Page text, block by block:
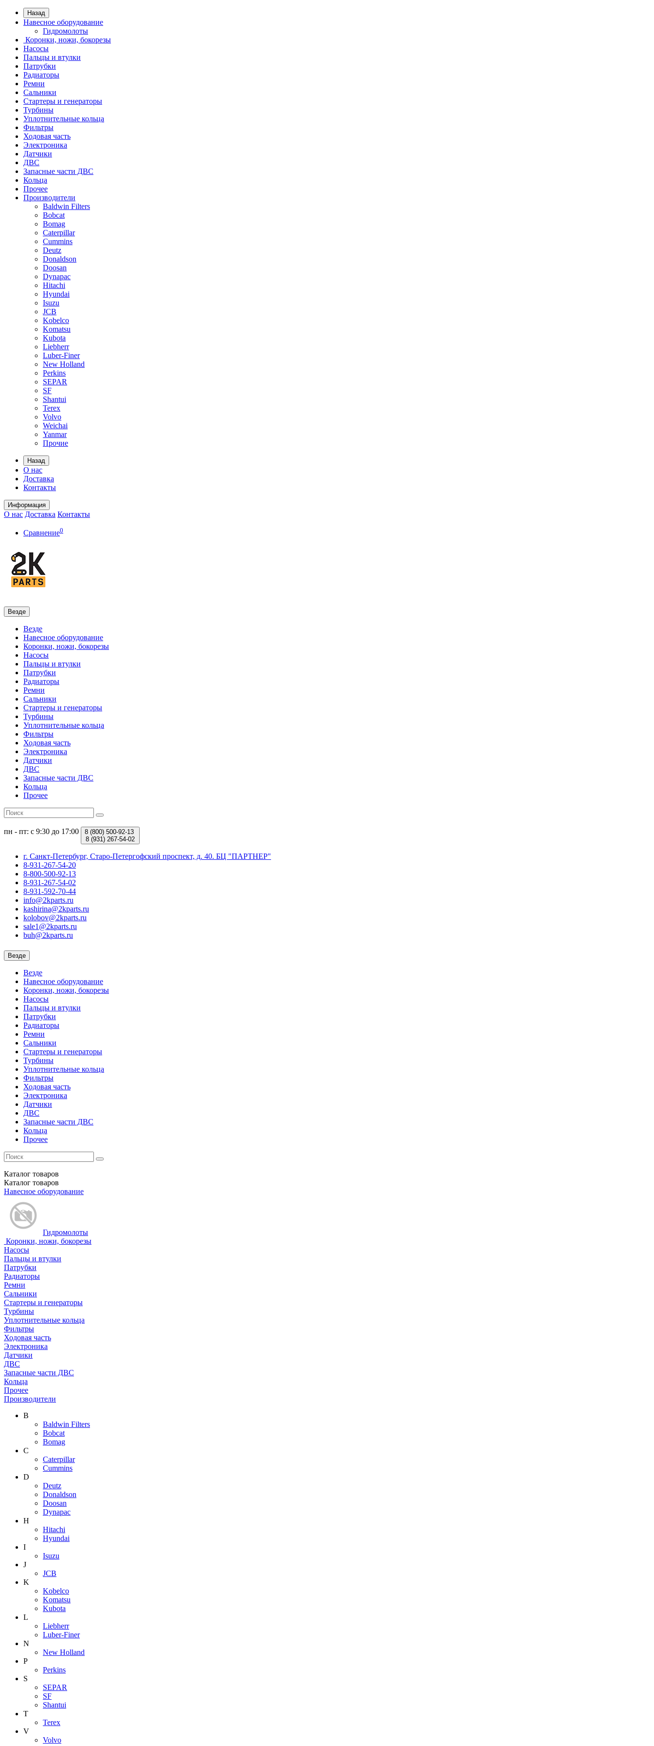
Назад
Навесное оборудование
Гидромолоты
Коронки, ножи, бокорезы
Насосы
Пальцы и втулки
Патрубки
Радиаторы
Ремни
Сальники
Стартеры и генераторы
Турбины
Уплотнительные кольца
Фильтры
Ходовая часть
Электроника
Датчики
ДВС
Запасные части ДВС
Кольца
Прочее
Производители
Baldwin Filters
Bobcat
Bomag
Caterpillar
Cummins
Deutz
Donaldson
Doosan
Dynapac
Hitachi
Hyundai
Isuzu
JCB
Kobelco
Komatsu
Kubota
Liebherr
Luber-Finer
New Holland
Perkins
SEPAR
SF
Shantui
Terex
Volvo
Weichai
Yanmar
Прочие
Назад
О нас
Доставка
Контакты
Информация
О нас Доставка Контакты
Сравнение0
Везде
Везде
Навесное оборудование
Коронки, ножи, бокорезы
Насосы
Пальцы и втулки
Патрубки
Радиаторы
Ремни
Сальники
Стартеры и генераторы
Турбины
Уплотнительные кольца
Фильтры
Ходовая часть
Электроника
Датчики
ДВС
Запасные части ДВС
Кольца
Прочее
пн - пт: с 9:30 до 17:00 8 (800) 500-92-13
8 (931) 267-54-02
г. Санкт-Петербург, Старо-Петергофский проспект, д. 40. БЦ "ПАРТНЕР"
8-931-267-54-20
8-800-500-92-13
8-931-267-54-02
8-931-592-70-44
info@2kparts.ru
kashirina@2kparts.ru
kolobov@2kparts.ru
sale1@2kparts.ru
buh@2kparts.ru
Везде
Везде
Навесное оборудование
Коронки, ножи, бокорезы
Насосы
Пальцы и втулки
Патрубки
Радиаторы
Ремни
Сальники
Стартеры и генераторы
Турбины
Уплотнительные кольца
Фильтры
Ходовая часть
Электроника
Датчики
ДВС
Запасные части ДВС
Кольца
Прочее
Каталог товаров
Каталог товаров
Навесное оборудование
Гидромолоты
Коронки, ножи, бокорезы
Насосы
Пальцы и втулки
Патрубки
Радиаторы
Ремни
Сальники
Стартеры и генераторы
Турбины
Уплотнительные кольца
Фильтры
Ходовая часть
Электроника
Датчики
ДВС
Запасные части ДВС
Кольца
Прочее
Производители
B
Baldwin Filters
Bobcat
Bomag
C
Caterpillar
Cummins
D
Deutz
Donaldson
Doosan
Dynapac
H
Hitachi
Hyundai
I
Isuzu
J
JCB
K
Kobelco
Komatsu
Kubota
L
Liebherr
Luber-Finer
N
New Holland
P
Perkins
S
SEPAR
SF
Shantui
T
Terex
V
Volvo